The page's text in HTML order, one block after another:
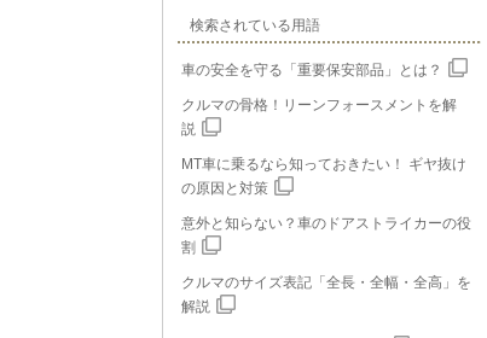
検索されている用語
車の安全を守る「重要保安部品」とは？
クルマの骨格！リーンフォースメントを解
説
MT車に乗るなら知っておきたい！ ギヤ抜け
の原因と対策
意外と知らない？車のドアストライカーの役
割
クルマのサイズ表記「全長・全幅・全高」を
解説